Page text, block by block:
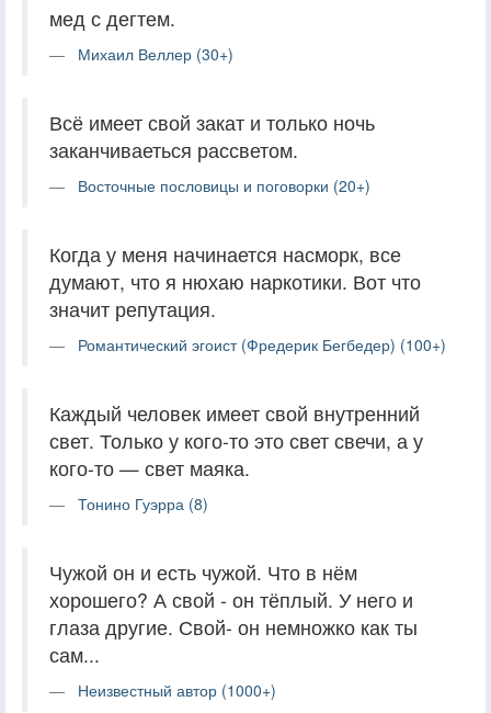
мед с дегтем.
Михаил Веллер (30+)
Всё имеет свой закат и только ночь
заканчиваеться рассветом.
Восточные пословицы и поговорки (20+)
Когда у меня начинается насморк, все
думают, что я нюхаю наркотики. Вот что
значит репутация.
Романтический эгоист (Фредерик Бегбедер) (100+)
Каждый человек имеет свой внутренний
свет. Только у кого-то это свет свечи, а у
кого-то — свет маяка.
Тонино Гуэрра (8)
Чужой он и есть чужой. Что в нём
хорошего? А свой - он тёплый. У него и
глаза другие. Свой- он немножко как ты
сам...
Неизвестный автор (1000+)